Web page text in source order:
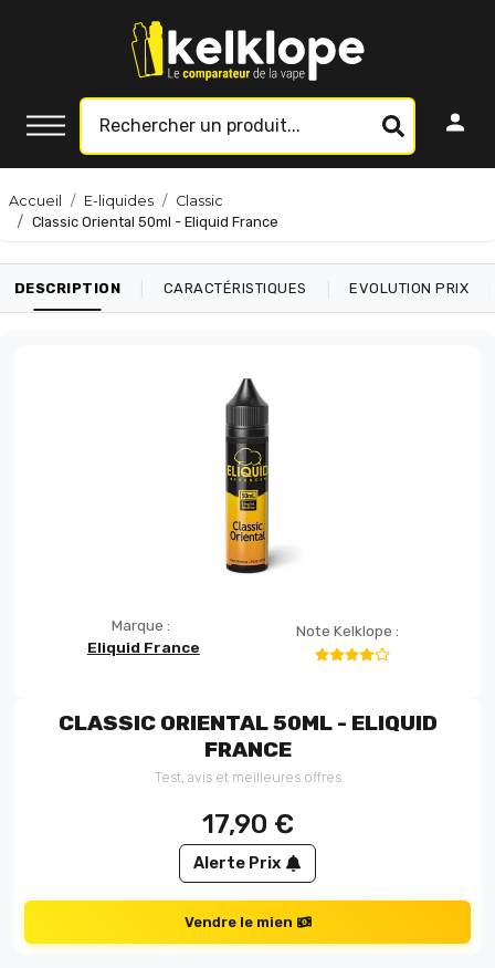
Accueil E-liquides
Classic
Classic Oriental 50ml - Eliquid France
DESCRIPTION CARACTÉRISTIQUES EVOLUTION PRIX
Marque :
Eliquid France
Note Kelklope :
CLASSIC ORIENTAL 50ML - ELIQUID
FRANCE
Test, avis et meilleures offres
17,90 €
Alerte Prix
Vendre le mien